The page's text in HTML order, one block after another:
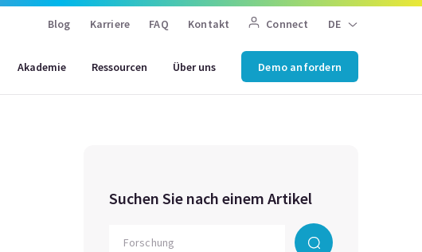
Blog Karriere FAQ Kontakt Connect DE
Akademie Ressourcen Über uns Demo anfordern
Suchen Sie nach einem Artikel